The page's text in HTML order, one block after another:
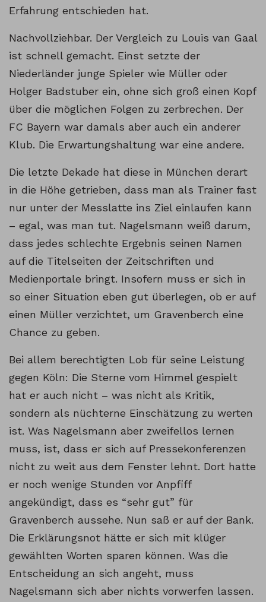
Erfahrung entschieden hat.
Nachvollziehbar. Der Vergleich zu Louis van Gaal
ist schnell gemacht. Einst setzte der
Niederländer junge Spieler wie Müller oder
Holger Badstuber ein, ohne sich groß einen Kopf
über die möglichen Folgen zu zerbrechen. Der
FC Bayern war damals aber auch ein anderer
Klub. Die Erwartungshaltung war eine andere.
Die letzte Dekade hat diese in München derart
in die Höhe getrieben, dass man als Trainer fast
nur unter der Messlatte ins Ziel einlaufen kann
– egal, was man tut. Nagelsmann weiß darum,
dass jedes schlechte Ergebnis seinen Namen
auf die Titelseiten der Zeitschriften und
Medienportale bringt. Insofern muss er sich in
so einer Situation eben gut überlegen, ob er auf
einen Müller verzichtet, um Gravenberch eine
Chance zu geben.
Bei allem berechtigten Lob für seine Leistung
gegen Köln: Die Sterne vom Himmel gespielt
hat er auch nicht – was nicht als Kritik,
sondern als nüchterne Einschätzung zu werten
ist. Was Nagelsmann aber zweifellos lernen
muss, ist, dass er sich auf Pressekonferenzen
nicht zu weit aus dem Fenster lehnt. Dort hatte
er noch wenige Stunden vor Anpfiff
angekündigt, dass es “sehr gut” für
Gravenberch aussehe. Nun saß er auf der Bank.
Die Erklärungsnot hätte er sich mit klüger
gewählten Worten sparen können. Was die
Entscheidung an sich angeht, muss
Nagelsmann sich aber nichts vorwerfen lassen.